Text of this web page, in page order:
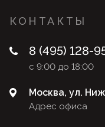
КОНТАКТЫ
8 (495) 128-
с 9:00 до 18:00
Адрес офиса
Москва, ул.